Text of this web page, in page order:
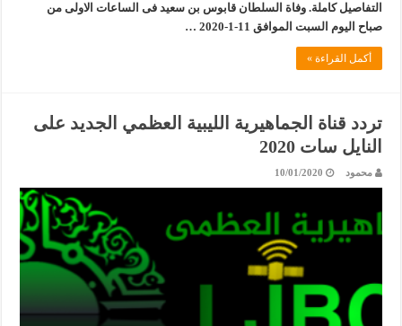
التفاصيل كاملة. وفاة السلطان قابوس بن سعيد فى الساعات الاولى من
صباح اليوم السبت الموافق 11-1-2020 …
أكمل القراءة »
تردد قناة الجماهيرية الليبية العظمي الجديد على
النايل سات 2020
محمود 10/01/2020